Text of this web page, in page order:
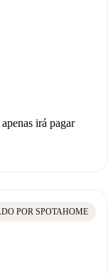
irá pagar
POR SPOTAHOME